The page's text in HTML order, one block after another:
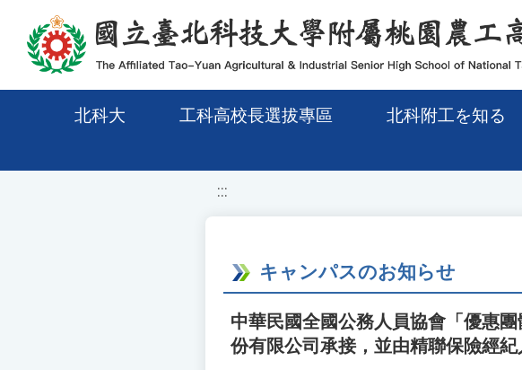
移至網頁之主要內容區位置
北科大 工科高校長選拔專區 北科附工を知る
:::
キャンパスのお知らせ
中華民國全國公務人員協會「優惠
份有限公司承接，並由精聯保險經紀